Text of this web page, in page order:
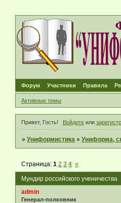
Форум Участники Правила
Активные темы
Привет, Гость! Войдитеили
»Униформистика »Униформа,
Мундир российского ученичества
Страница:1 2 3 4 »
admin
Генерал-полковник